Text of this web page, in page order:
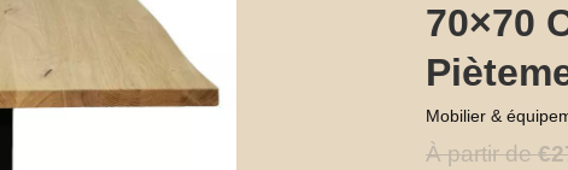
70×70
Mobilier &
À partir de€